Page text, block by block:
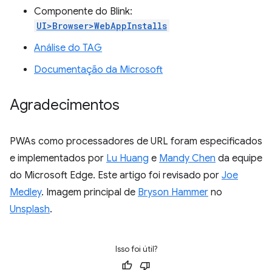
Componente do Blink:
UI>Browser>WebAppInstalls
Análise do TAG
Documentação da Microsoft
Agradecimentos
PWAs como processadores de URL foram especificados
e implementados por Lu Huang e Mandy Chen da equipe
do Microsoft Edge. Este artigo foi revisado por Joe
Medley. Imagem principal de Bryson Hammer no
Unsplash.
Isso foi útil?